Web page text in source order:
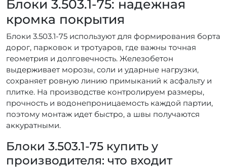
Блоки 3.503.1-75: надежная
кромка покрытия
Блоки 3.503.1-75 используют для формирования борта
дорог, парковок и тротуаров, где важны точная
геометрия и долговечность. Железобетон
выдерживает морозы, соли и ударные нагрузки,
сохраняет ровную линию примыканий к асфальту и
плитке. На производстве контролируем размеры,
прочность и водонепроницаемость каждой партии,
поэтому монтаж идет быстро, а швы получаются
аккуратными.
Блоки 3.503.1-75 купить у
производителя: что входит